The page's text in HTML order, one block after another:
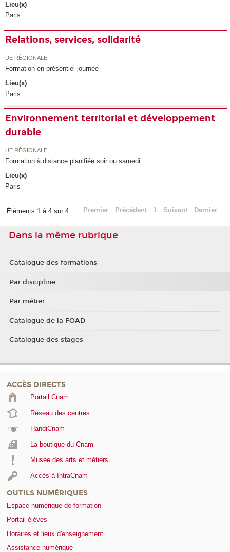
Lieu(x)
Paris
Relations, services, solidarité
UE RÉGIONALE
Formation en présentiel journée
Lieu(x)
Paris
Environnement territorial et développement
durable
UE RÉGIONALE
Formation à distance planifiée soir ou samedi
Lieu(x)
Paris
Éléments 1 à 4 sur 4 Premier Précédent 1 Suivant Dernier
Dans la même rubrique
Catalogue des formations
Par discipline
Par métier
Catalogue de la FOAD
Catalogue des stages
ACCÈS DIRECTS
Portail Cnam
Réseau des centres
HandiCnam
La boutique du Cnam
Musée des arts et métiers
Accès à IntraCnam
OUTILS NUMÉRIQUES
Espace numérique de formation
Portail élèves
Horaires et lieux d'enseignement
Assistance numérique